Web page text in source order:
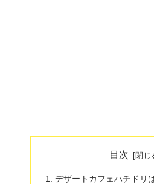
目次
デザートカフェハチドリ